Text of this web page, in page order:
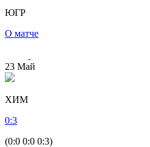
ЮГР
О матче
23 Май
ХИМ
0:3
(0:0 0:0 0:3)